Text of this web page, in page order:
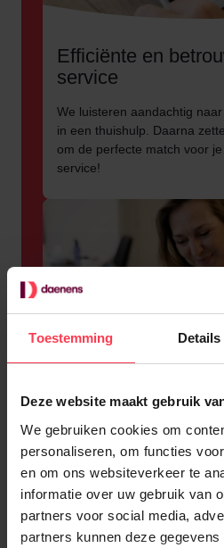
Toestemming Details
Deze website maakt gebruik
We gebruiken cookies om
personaliseren, om functies
en om ons websiteverkeer te
informatie over uw gebruik van
partners voor social media,
partners kunnen deze
Efficiënte en
service
We luisteren aandachtig
in een thuishulp. Daarna
om de perfecte match voor je
service!
Een huis van
Met meer dan 20 jaar
Daenens hét referentiepunt
dienstenchequesector. Op